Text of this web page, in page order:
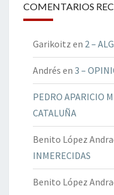
COMENTARIOS
Garikoitz en 2 –
Andrés en 3 –
PEDRO APARICIO
CATALUÑA
Benito López
INMERECIDAS
Benito López